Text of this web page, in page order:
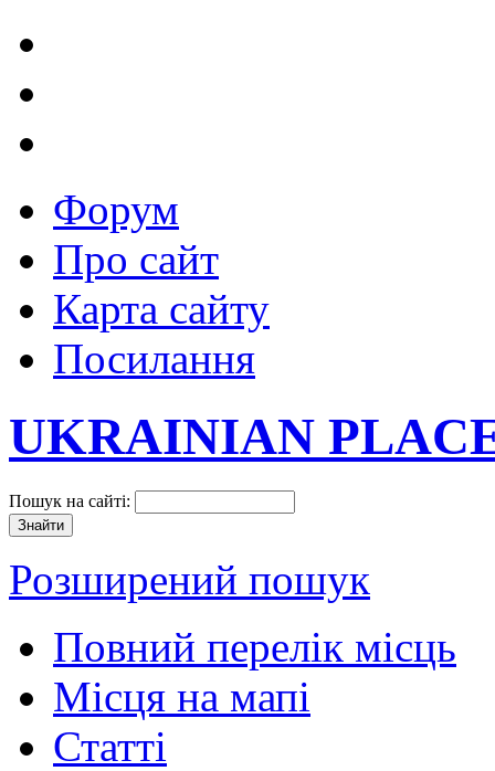
Форум
Про сайт
Карта сайту
Посилання
UKRAINIAN
Пошук на сайті:
Розширений пошук
Повний перелік місць
Місця на мапі
Статті